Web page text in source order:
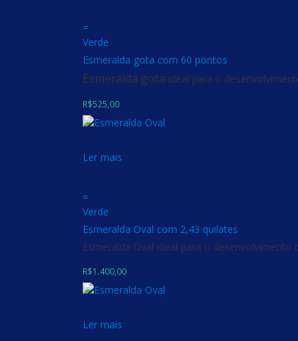
=
Verde
Esmeralda gota com 60 pontos
Esmeralda gota ideal para o
R$525,00
Ler mais
=
Verde
Esmeralda Oval com 2,43 quilates
Esmeralda Oval ideal para o
R$1.400,00
Ler mais